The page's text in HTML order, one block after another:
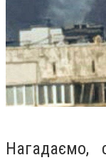
Нагадаємо,